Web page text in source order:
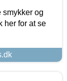
og
her for at se